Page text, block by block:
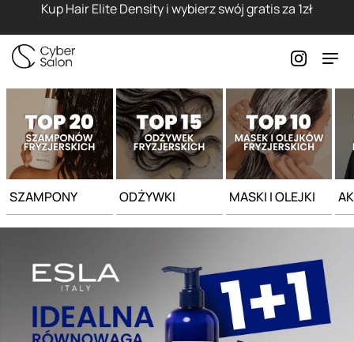
Kup Hair Elite Density i wybierz swój gratis za 1zł
SZAMPONY ODŻYWKI MASKI I OLEJKI
Strona główna - Cyber Salon